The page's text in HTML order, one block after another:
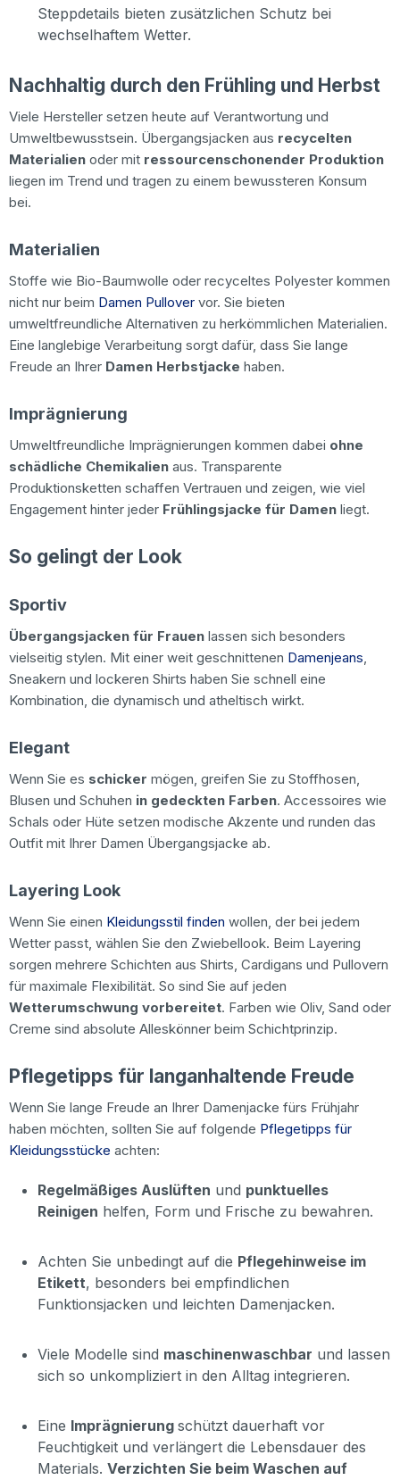
Steppdetails bieten zusätzlichen Schutz bei
wechselhaftem Wetter.
Nachhaltig durch den Frühling und Herbst
Viele Hersteller setzen heute auf Verantwortung und
Umweltbewusstsein. Übergangsjacken aus recycelten
Materialien oder mit ressourcenschonender Produktion
liegen im Trend und tragen zu einem bewussteren Konsum
bei.
Materialien
Stoffe wie Bio-Baumwolle oder recyceltes Polyester kommen
nicht nur beim Damen Pullover vor. Sie bieten
umweltfreundliche Alternativen zu herkömmlichen Materialien.
Eine langlebige Verarbeitung sorgt dafür, dass Sie lange
Freude an Ihrer Damen Herbstjacke haben.
Imprägnierung
Umweltfreundliche Imprägnierungen kommen dabei ohne
schädliche Chemikalien aus. Transparente
Produktionsketten schaffen Vertrauen und zeigen, wie viel
Engagement hinter jeder Frühlingsjacke für Damen liegt.
So gelingt der Look
Sportiv
Übergangsjacken für Frauen lassen sich besonders
vielseitig stylen. Mit einer weit geschnittenen Damenjeans,
Sneakern und lockeren Shirts haben Sie schnell eine
Kombination, die dynamisch und atheltisch wirkt.
Elegant
Wenn Sie es schicker mögen, greifen Sie zu Stoffhosen,
Blusen und Schuhen in gedeckten Farben. Accessoires wie
Schals oder Hüte setzen modische Akzente und runden das
Outfit mit Ihrer Damen Übergangsjacke ab.
Layering Look
Wenn Sie einen Kleidungsstil finden wollen, der bei jedem
Wetter passt, wählen Sie den Zwiebellook. Beim Layering
sorgen mehrere Schichten aus Shirts, Cardigans und Pullovern
für maximale Flexibilität. So sind Sie auf jeden
Wetterumschwung vorbereitet. Farben wie Oliv, Sand oder
Creme sind absolute Alleskönner beim Schichtprinzip.
Pflegetipps für langanhaltende Freude
Wenn Sie lange Freude an Ihrer Damenjacke fürs Frühjahr
haben möchten, sollten Sie auf folgende Pflegetipps für
Kleidungsstücke achten:
Regelmäßiges Auslüften und punktuelles
Reinigen helfen, Form und Frische zu bewahren.
Achten Sie unbedingt auf die Pflegehinweise im
Etikett, besonders bei empfindlichen
Funktionsjacken und leichten Damenjacken.
Viele Modelle sind maschinenwaschbar und lassen
sich so unkompliziert in den Alltag integrieren.
Eine Imprägnierung schützt dauerhaft vor
Feuchtigkeit und verlängert die Lebensdauer des
Materials. Verzichten Sie beim Waschen auf